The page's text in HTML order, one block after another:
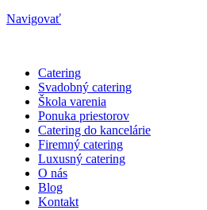
Navigovať
Catering
Svadobný catering
Škola varenia
Ponuka priestorov
Catering do kancelárie
Firemný catering
Luxusný catering
O nás
Blog
Kontakt